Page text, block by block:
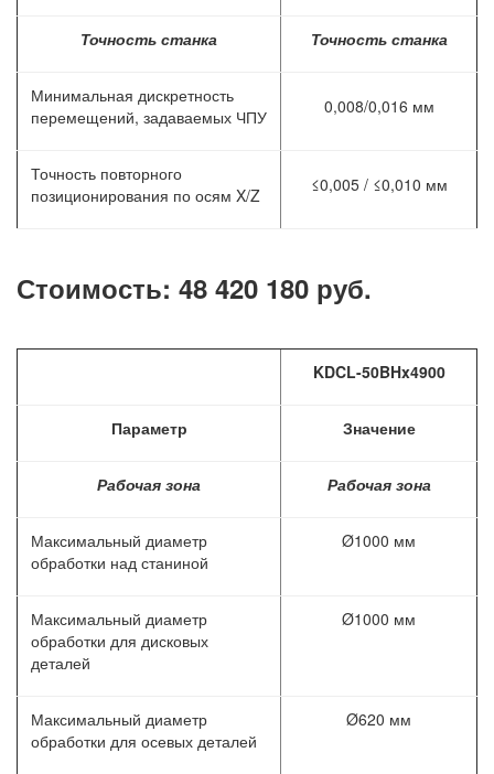
Точность станка Точность станка
Минимальная дискретность
перемещений, задаваемых ЧПУ
0,008/0,016 мм
Точность повторного
позиционирования по осям X/Z
≤0,005 / ≤0,010 мм
Стоимость: 48 420 180 руб.
KDCL-50BHx4900
Параметр Значение
Рабочая зона Рабочая зона
Максимальный диаметр
обработки над станиной
Ø1000 мм
Максимальный диаметр
обработки для дисковых
деталей
Ø1000 мм
Максимальный диаметр
обработки для осевых деталей
Ø620 мм